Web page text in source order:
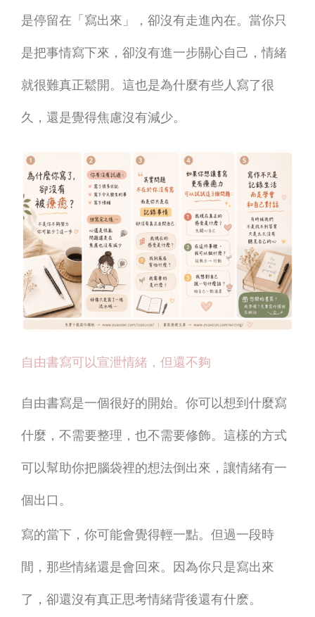
是停留在「寫出來」，卻沒有走進內在。 當你只
是把事情寫下來，卻沒有進一步關心自己，情緒
就很難真正鬆開。這也是為什麼有些人寫了很
久，還是覺得焦慮沒有減少。
自由書寫可以宣泄情緒，但還不夠
自由書寫是一個很好的開始。你可以想到什麼寫
什麼，不需要整理，也不需要修飾。這樣的方式
可以幫助你把腦袋裡的想法倒出來，讓情緒有一
個出口。
寫的當下，你可能會覺得輕一點。但過一段時
間，那些情緒還是會回來。因為你只是寫出來
了，卻還沒有真正思考情緒背後還有什麽。
鍵